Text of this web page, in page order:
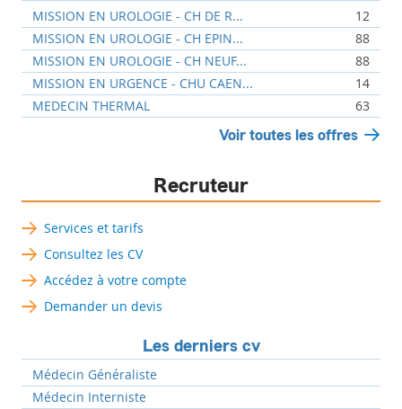
MISSION EN UROLOGIE - CH DE R...
12
MISSION EN UROLOGIE - CH EPIN...
88
MISSION EN UROLOGIE - CH NEUF...
88
MISSION EN URGENCE - CHU CAEN...
14
MEDECIN THERMAL
63
Voir toutes les offres
Recruteur
Services et tarifs
Consultez les CV
Accédez à votre compte
Demander un devis
Les derniers cv
Médecin Généraliste
Médecin Interniste